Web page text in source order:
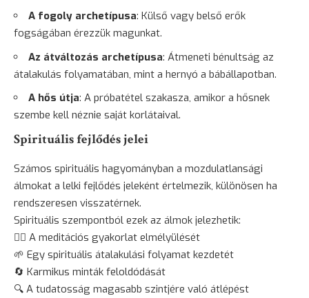
A fogoly archetípusa: Külső vagy belső erők
fogságában érezzük magunkat.
Az átváltozás archetípusa: Átmeneti bénultság az
átalakulás folyamatában, mint a hernyó a bábállapotban.
A hős útja: A próbatétel szakasza, amikor a hősnek
szembe kell néznie saját korlátaival.
Spirituális fejlődés jelei
Számos spirituális hagyományban a mozdulatlansági
álmokat a lelki fejlődés jeleként értelmezik, különösen ha
rendszeresen visszatérnek.
Spirituális szempontból ezek az álmok jelezhetik:
🧘‍♀️ A meditációs gyakorlat elmélyülését
🌱 Egy spirituális átalakulási folyamat kezdetét
🔄 Karmikus minták feloldódását
🔍 A tudatosság magasabb szintjére való átlépést